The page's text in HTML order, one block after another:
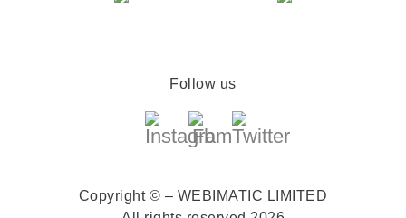
Follow us
Copyright © – WEBIMATIC LIMITED